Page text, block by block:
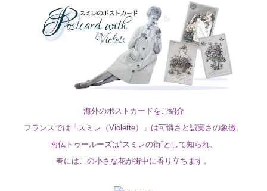
海外のポストカードをご紹介
フランスでは「スミレ（Violette）」は可憐さと誠実さの象徴。
南仏トゥールーズは“スミレの街”として知られ、
春にはこの小さな花が街中に香り立ちます。